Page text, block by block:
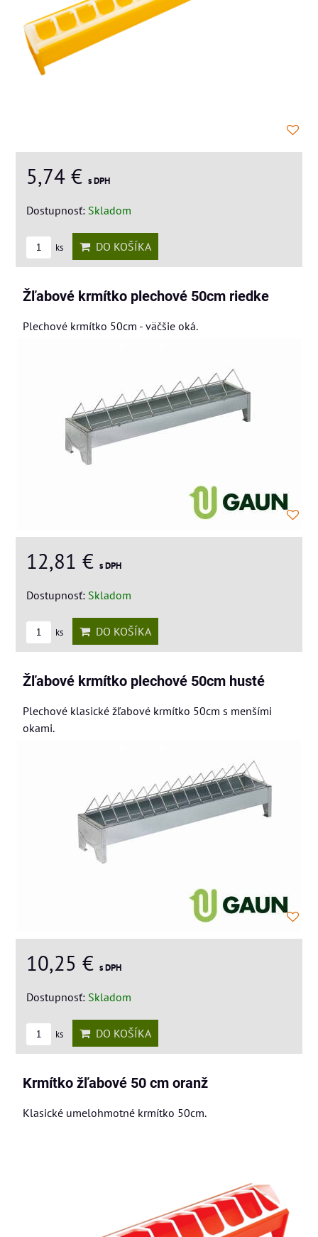
5,74 € s DPH
Dostupnosť: Skladom
ks DO KOŠÍKA
Žľabové krmítko plechové 50cm riedke
Plechové krmítko 50cm - väčšie oká.
12,81 € s DPH
Dostupnosť: Skladom
ks DO KOŠÍKA
Žľabové krmítko plechové 50cm husté
Plechové klasické žľabové krmítko 50cm s menšími
okami.
10,25 € s DPH
Dostupnosť: Skladom
ks DO KOŠÍKA
Krmítko žľabové 50 cm oranž
Klasické umelohmotné krmítko 50cm.